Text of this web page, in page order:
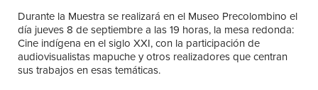
Durante la Muestra se realizará en el Museo Precolombino el
día jueves 8 de septiembre a las 19 horas, la mesa redonda:
Cine indígena en el siglo XXI, con la participación de
audiovisualistas mapuche y otros realizadores que centran
sus trabajos en esas temáticas.